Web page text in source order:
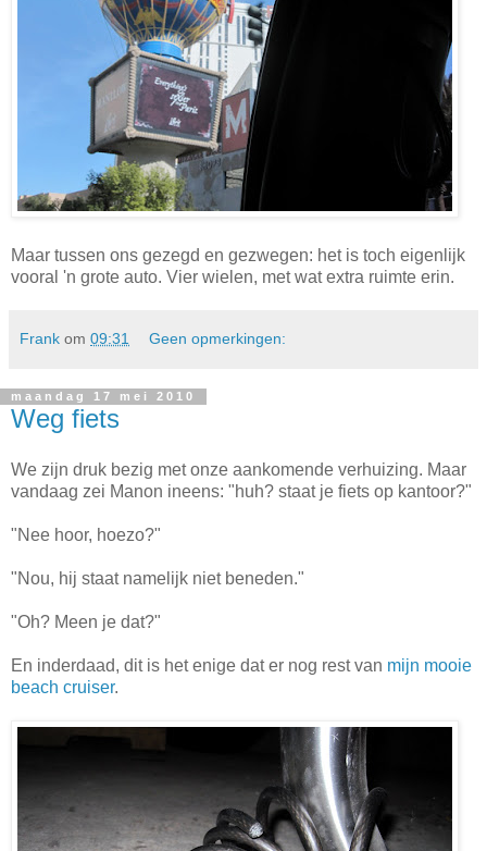
Maar tussen ons gezegd en gezwegen: het is toch eigenlijk
vooral 'n grote auto. Vier wielen, met wat extra ruimte erin.
Frank om 09:31 Geen opmerkingen:
maandag 17 mei 2010
Weg fiets
We zijn druk bezig met onze aankomende verhuizing. Maar
vandaag zei Manon ineens: "huh? staat je fiets op kantoor?"
"Nee hoor, hoezo?"
"Nou, hij staat namelijk niet beneden."
"Oh? Meen je dat?"
En inderdaad, dit is het enige dat er nog rest van mijn mooie
beach cruiser.